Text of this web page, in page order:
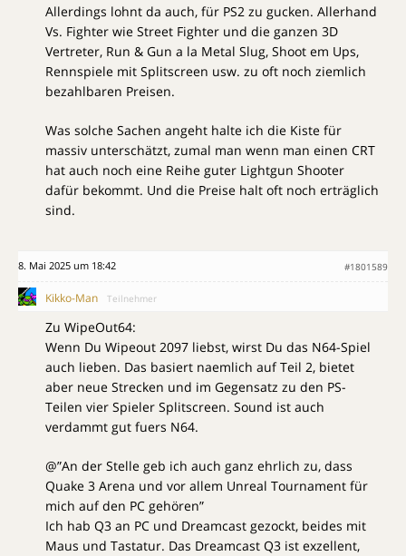
Allerdings lohnt da auch, für PS2 zu gucken. Allerhand
Vs. Fighter wie Street Fighter und die ganzen 3D
Vertreter, Run & Gun a la Metal Slug, Shoot em Ups,
Rennspiele mit Splitscreen usw. zu oft noch ziemlich
bezahlbaren Preisen.
Was solche Sachen angeht halte ich die Kiste für
massiv unterschätzt, zumal man wenn man einen CRT
hat auch noch eine Reihe guter Lightgun Shooter
dafür bekommt. Und die Preise halt oft noch erträglich
sind.
8. Mai 2025 um 18:42 #1801589
Kikko-Man Teilnehmer
Zu WipeOut64:
Wenn Du Wipeout 2097 liebst, wirst Du das N64-Spiel
auch lieben. Das basiert naemlich auf Teil 2, bietet
aber neue Strecken und im Gegensatz zu den PS-
Teilen vier Spieler Splitscreen. Sound ist auch
verdammt gut fuers N64.
@”An der Stelle geb ich auch ganz ehrlich zu, dass
Quake 3 Arena und vor allem Unreal Tournament für
mich auf den PC gehören”
Ich hab Q3 an PC und Dreamcast gezockt, beides mit
Maus und Tastatur. Das Dreamcast Q3 ist exzellent,